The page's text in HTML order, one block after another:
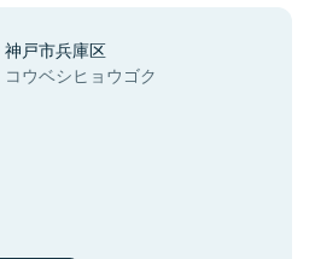
神戸市兵庫区
コウベシヒョウゴク